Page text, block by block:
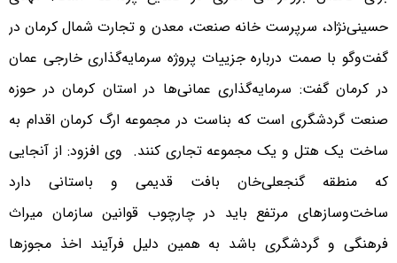
حسینی‌نژاد، سرپرست خانه صنعت، معدن و تجارت شمال کرمان در
گفت‌وگو با صمت درباره جزییات پروژه سرمایه‌گذاری خارجی عمان
در کرمان گفت: سرمایه‌گذاری عمانی‌ها در استان کرمان در حوزه
صنعت گردشگری است که بناست در مجموعه ارگ کرمان اقدام به
ساخت یک هتل و یک مجموعه تجاری کنند. وی افزود: از آنجایی
که منطقه گنجعلی‌خان بافت قدیمی و باستانی دارد
ساخت‌وسازهای مرتفع باید در چارچوب قوانین سازمان میراث
فرهنگی و گردشگری باشد به همین دلیل فرآیند اخذ مجوزها